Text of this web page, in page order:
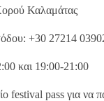
Καλαμάτας
+30 27214
και 19:00-21:00
festival pass για να